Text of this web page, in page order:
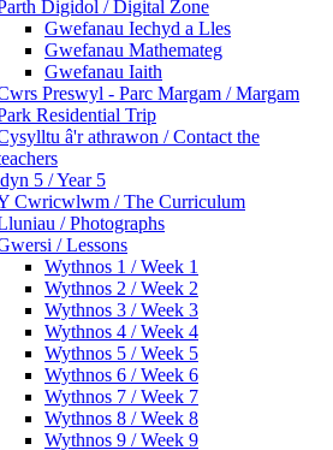
Digidol / Digital Zone
Gwefanau Iechyd a Lles
Gwefanau Mathemateg
Gwefanau Iaith
Preswyl - Parc Margam / Margam
Residential Trip
â'r athrawon / Contact the
5 / Year 5
Cwricwlwm / The Curriculum
/ Photographs
/ Lessons
Wythnos 1 / Week 1
Wythnos 2 / Week 2
Wythnos 3 / Week 3
Wythnos 4 / Week 4
Wythnos 5 / Week 5
Wythnos 6 / Week 6
Wythnos 7 / Week 7
Wythnos 8 / Week 8
Wythnos 9 / Week 9